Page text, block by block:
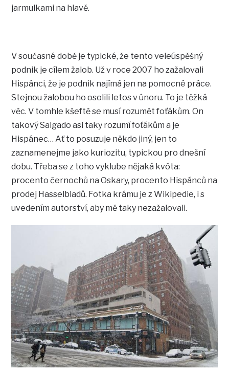
jarmulkami na hlavě.
V současné době je typické, že tento veleúspěšný
podnik je cílem žalob. Už v roce 2007 ho zažalovali
Hispánci, že je podnik najímá jen na pomocné práce.
Stejnou žalobou ho osolili letos v únoru. To je těžká
věc. V tomhle kšeftě se musí rozumět foťákům. On
takový Salgado asi taky rozumí foťákům a je
Hispánec… Ať to posuzuje někdo jiný, jen to
zaznamenejme jako kuriozitu, typickou pro dnešní
dobu. Třeba se z toho vyklube nějaká kvóta:
procento černochů na Oskary, procento Hispánců na
prodej Hasselbladů. Fotka krámu je z Wikipedie, i s
uvedením autorství, aby mě taky nezažalovali.